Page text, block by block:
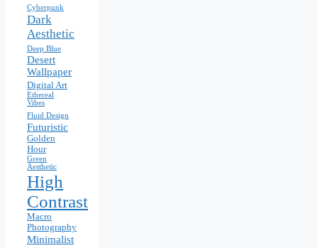
Cyberpunk
Dark
Aesthetic
Deep Blue
Desert
Wallpaper
Digital Art
Ethereal
Vibes
Fluid Design
Futuristic
Golden
Hour
Green
Aesthetic
High
Contrast
Macro
Photography
Minimalist